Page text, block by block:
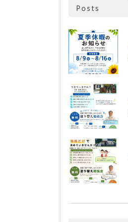
Posts